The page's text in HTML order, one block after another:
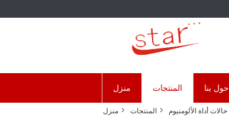
منزل المنتجات حول بنا
منزل المنتجات حالات أداة الألومنيوم